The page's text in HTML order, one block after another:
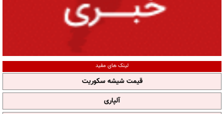
لینک های مفید
قیمت شیشه سکوریت
آلپاری